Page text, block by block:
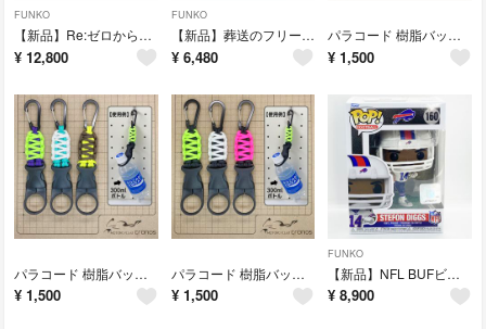
FUNKO
【新品】Re:ゼロから始める異世界生活 レム ラム 2体セット
¥ 12,800
FUNKO
【新品】葬送のフリーレン フリーレン #1986
¥ 6,480
パラコード 樹脂バックル式ペットボトルホルダー カラビナ【ハンドメイド品】#3
¥ 1,500
パラコード 樹脂バックル式ペットボトルホルダー カラビナ【ハンドメイド品】#2
¥ 1,500
パラコード 樹脂バックル式ペットボトルホルダー カラビナ【ハンドメイド品】#1
¥ 1,500
FUNKO
【新品】NFL BUFビルズ WR #14 ステフォン・ディグス #160
¥ 8,900